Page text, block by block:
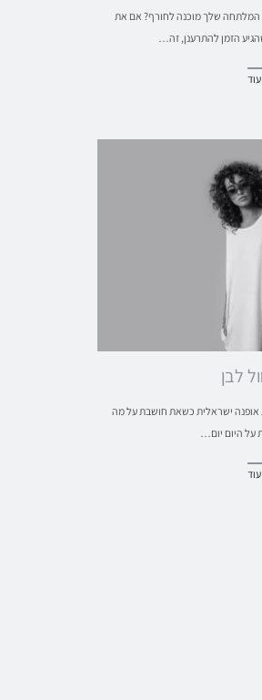
המלתחה שלך מוכנה לחורף? אם את
הזמן להתרענן, זה…
לבן
אופנה ישראלית כשאת חושבת על מה
היום יום…